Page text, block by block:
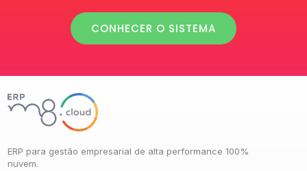
CONHECER O SISTEMA
ERP para gestão empresarial de alta performance 100%
nuvem.